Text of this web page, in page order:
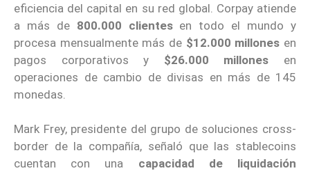
eficiencia del capital en su red global. Corpay atiende
a más de 800.000 clientesen todo el mundo y
procesa mensualmente más de $12.000 millones en
pagos corporativos y $26.000 millones en
operaciones de cambio de divisas en más de 145
monedas.
Mark Frey, presidente del grupo de soluciones cross-
border de la compañía, señaló que las stablecoins
cuentan con una capacidad de liquidación